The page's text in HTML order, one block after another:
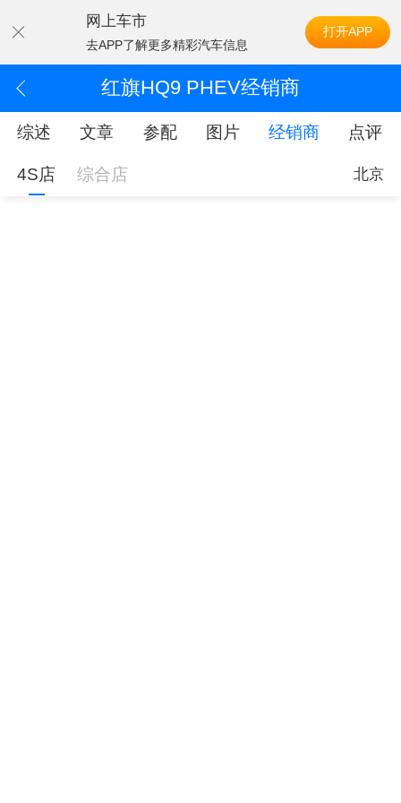
网上车市
去APP了解更多精彩汽车信息
打开APP
红旗HQ9 PHEV经销商
综述 文章 参配 图片 经销商 点评
4S店 综合店 北京